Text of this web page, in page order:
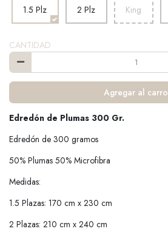
1.5 Plz 2 Plz King
CANTIDAD
Agregar al carro
Edredón de Plumas 300 Gr.
Edredón de 300 gramos
50% Plumas 50% Microfibra
Medidas:
1.5 Plazas: 170 cm x 230 cm
2 Plazas: 210 cm x 240 cm